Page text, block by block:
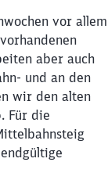
vor allem
aber auch
und an den
wir den alten
Für die